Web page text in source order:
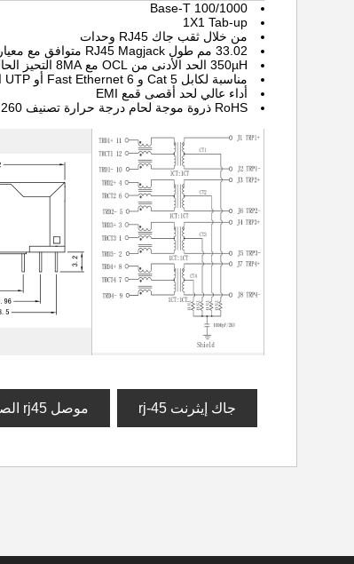
100/1000 Base-T
1X1 Tab-up
من خلال ثقب جاك RJ45 وحدات
33.02 مم طول
RJ45 Magjack متوافق مع معيار IEEE 802.3
350µH الحد الأدنى من OCL مع 8MA التحيز الحالي
مناسبة لكابل Cat 5 و 6 Fast Ethernet أو UTP الأفضل
أداء عالي لحد أقصى قمع EMI
RoHS ذروة موجة لحام درجة حرارة تصنيف 260 ° C
جاك إيثرنت rj-45 موصل rj45 الصناعي,الرافعات وحدات rj45